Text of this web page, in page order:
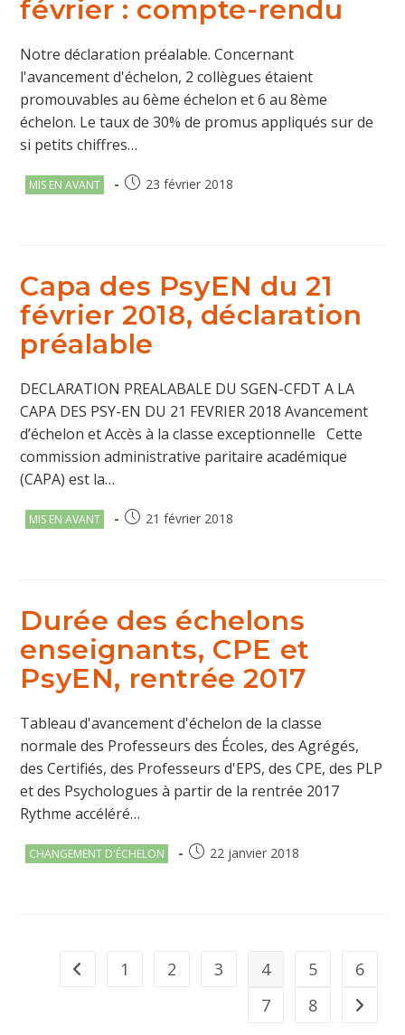
février : compte-rendu
Notre déclaration préalable. Concernant
l'avancement d'échelon, 2 collègues étaient
promouvables au 6ème échelon et 6 au 8ème
échelon. Le taux de 30% de promus appliqués sur de
si petits chiffres…
Post
MIS EN AVANT
Publication
23 février 2018
Capa des PsyEN du 21
février 2018, déclaration
préalable
DECLARATION PREALABALE DU SGEN-CFDT A LA
CAPA DES PSY-EN DU 21 FEVRIER 2018 Avancement
d’échelon et Accès à la classe exceptionnelle Cette
commission administrative paritaire académique
(CAPA) est la…
Post
MIS EN AVANT
Publication
21 février 2018
Durée des échelons
enseignants, CPE et
PsyEN, rentrée 2017
Tableau d'avancement d'échelon de la classe
normale des Professeurs des Écoles, des Agrégés,
des Certifiés, des Professeurs d'EPS, des CPE, des PLP
et des Psychologues à partir de la rentrée 2017
Rythme accéléré…
Post
CHANGEMENT D'ÉCHELON
Publication
22 janvier 2018
Go to the previous page
1 2 3 4 5
6
7
8 Aller à